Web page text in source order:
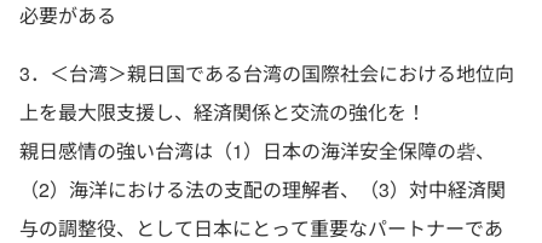
必要がある
3．＜台湾＞親日国である台湾の国際社会における地位向
上を最大限支援し、経済関係と交流の強化を！
親日感情の強い台湾は（1）日本の海洋安全保障の砦、
（2）海洋における法の支配の理解者、（3）対中経済関
与の調整役、として日本にとって重要なパートナーであ